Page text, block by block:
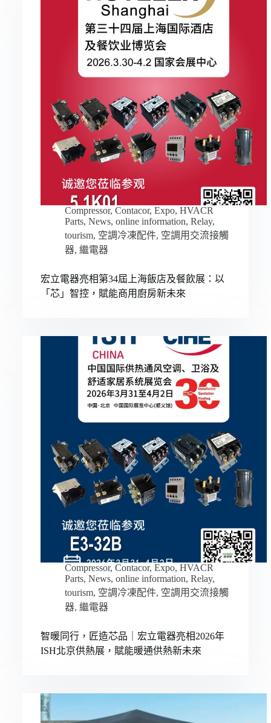
Compressor, Contacor, Expo, HVACR
Parts, News, online information, Relay,
tourism, 空調冷凍配件, 空調用交流接觸
器, 繼電器
宏立電器亮相第34屆上海飯店及餐飲展：以
「芯」智控，賦能商用廚房新未來
Compressor, Contacor, Expo, HVACR
Parts, News, online information, Relay,
tourism, 空調冷凍配件, 空調用交流接觸
器, 繼電器
智暖同行，匠造芯品｜宏立電器亮相2026年
ISH北京供熱展，賦能暖通供熱新未來